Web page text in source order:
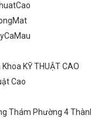
KỸ THUẬT CAO
Cao
Thám Phường 4